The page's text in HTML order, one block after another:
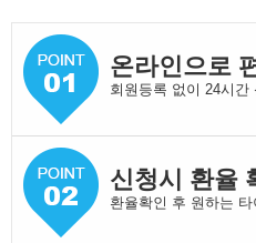
온라인으로
회원등록 없이 24시간
신청시 환율
환율확인 후 원하는 타